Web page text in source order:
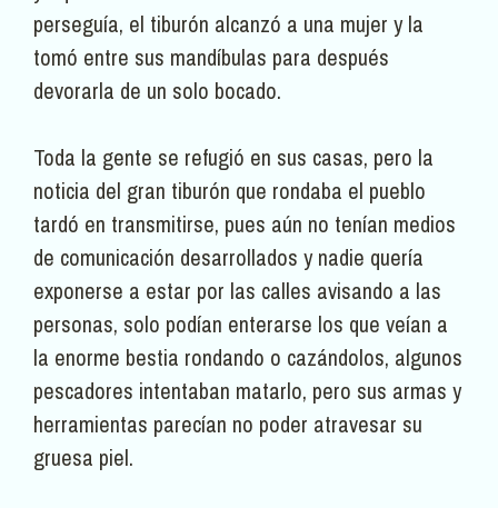
perseguía, el tiburón alcanzó a una mujer y la
tomó entre sus mandíbulas para después
devorarla de un solo bocado.
Toda la gente se refugió en sus casas, pero la
noticia del gran tiburón que rondaba el pueblo
tardó en transmitirse, pues aún no tenían medios
de comunicación desarrollados y nadie quería
exponerse a estar por las calles avisando a las
personas, solo podían enterarse los que veían a
la enorme bestia rondando o cazándolos, algunos
pescadores intentaban matarlo, pero sus armas y
herramientas parecían no poder atravesar su
gruesa piel.